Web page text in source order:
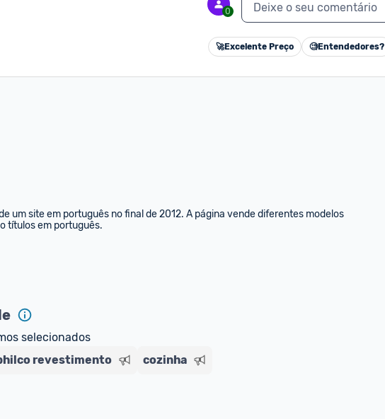
0 Deixe o seu comentário
🚀Excelente Preço 🧐Entendedores?
um site em português no final de 2012. A página vende diferentes modelos
títulos em português.
selecionados
revestimento cozinha